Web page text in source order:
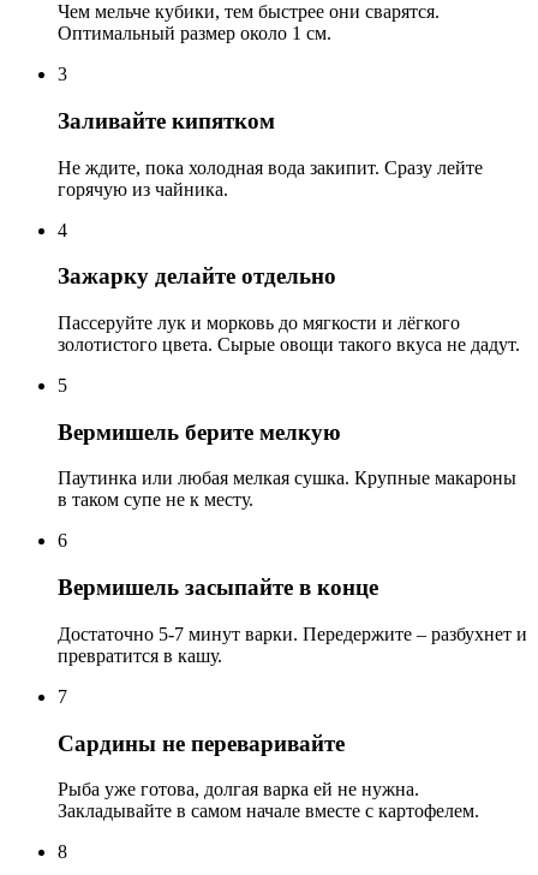
Чем мельче кубики, тем быстрее они сварятся.
Оптимальный размер около 1 см.
3
Заливайте кипятком
Не ждите, пока холодная вода закипит. Сразу лейте
горячую из чайника.
4
Зажарку делайте отдельно
Пассеруйте лук и морковь до мягкости и лёгкого
золотистого цвета. Сырые овощи такого вкуса не дадут.
5
Вермишель берите мелкую
Паутинка или любая мелкая сушка. Крупные макароны
в таком супе не к месту.
6
Вермишель засыпайте в конце
Достаточно 5-7 минут варки. Передержите – разбухнет и
превратится в кашу.
7
Сардины не переваривайте
Рыба уже готова, долгая варка ей не нужна.
Закладывайте в самом начале вместе с картофелем.
8